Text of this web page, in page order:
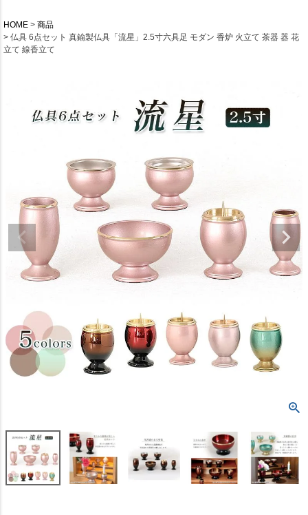
HOME
商品
仏具 6点セット 真鍮製仏具「流星」2.5寸六具足 モダン 香炉 火立て 茶器 器 花
立て 線香立て